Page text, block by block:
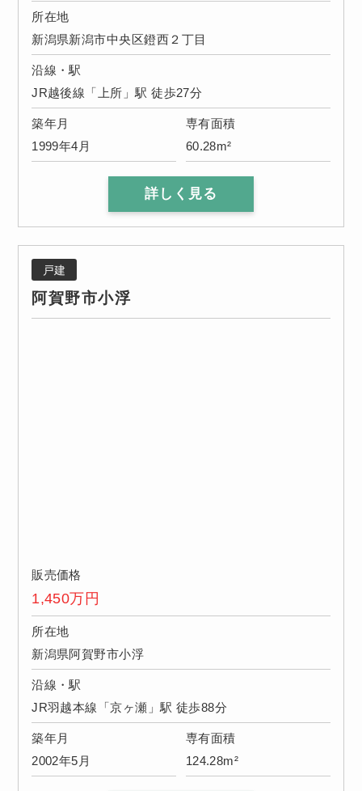
所在地
新潟県新潟市中央区鐙西２丁目
沿線・駅
JR越後線「上所」駅 徒歩27分
築年月
1999年4月
専有面積
60.28m²
詳しく見る
戸建
阿賀野市小浮
販売価格
1,450万円
所在地
新潟県阿賀野市小浮
沿線・駅
JR羽越本線「京ヶ瀬」駅 徒歩88分
築年月
2002年5月
専有面積
124.28m²